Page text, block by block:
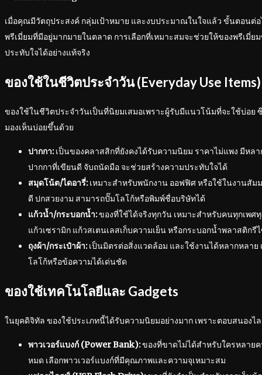
เมื่อคุณมีวัตถุประสงค์ กลุ่มเป้าหมาย และงบประมาณในใจแล้ว ขั้นตอนต่
พรีเมี่ยมที่มีอยู่มากมายในตลาด การเลือกที่เหมาะสมจะช่วยให้ของพรีเมี่
ประทับใจได้อย่างแท้จริง
ของใช้ในชีวิตประจำวัน (Everyday Use Items)
ของใช้ในชีวิตประจำวันเป็นที่นิยมเสมอเพราะผู้รับมีแนวโน้มที่จะใช้บ่อย
มองเห็นบ่อยขึ้นด้วย
ปากกา:เป็นของคลาสสิกที่ยังคงได้รับความนิยม ราคาไม่แพง มีหล
ปากกาที่เขียนดี จับถนัดมือ จะช่วยสร้างความประทับใจได้
สมุดโน้ต/ไดอารี่:เหมาะสำหรับพนักงาน ออฟฟิศ หรือใช้ในงานสั
ดี ปกสวยงาม สามารถปั๊มโลโก้หรือพิมพ์ชื่อบริษัทได้
แก้วน้ำ/กระบอกน้ำ:ของที่ใช้ได้จริงทุกวัน เหมาะสำหรับคนทุกเพศ
แก้วเซรามิก แก้วสเตนเลสเก็บความเย็น หรือกระบอกน้ำพลาสติกรี
ถุงผ้า/กระเป๋าผ้า:เป็นมิตรต่อสิ่งแวดล้อม และใช้งานได้หลากหลา
โลโก้หรือข้อความได้เด่นชัด
ของใช้เทคโนโลยีและ Gadgets
ในยุคดิจิทัล ของใช้ประเภทนี้ได้รับความนิยมอย่างมาก เพราะตอบสนอง
พาวเวอร์แบงก์ (Power Bank):ของที่ขาดไม่ได้สำหรับใครหลาย
หมด เลือกพาวเวอร์แบงก์ที่มีคุณภาพและความจุเหมาะสม